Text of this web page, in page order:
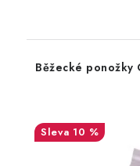
Běžecké ponožky
10 %